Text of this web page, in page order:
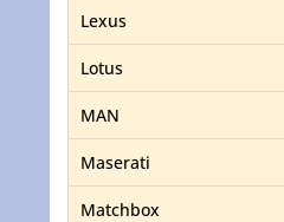
Lexus
Lotus
MAN
Maserati
Matchbox